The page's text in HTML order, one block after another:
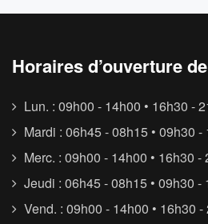
Horaires d’ouverture
Lun. : 09h00 - 14h00 • 16h30 -
Mardi : 06h45 - 08h15 • 09h30
Merc. : 09h00 - 14h00 • 16h30 -
Jeudi : 06h45 - 08h15 • 09h30 -
Vend. : 09h00 - 14h00 • 16h30 -